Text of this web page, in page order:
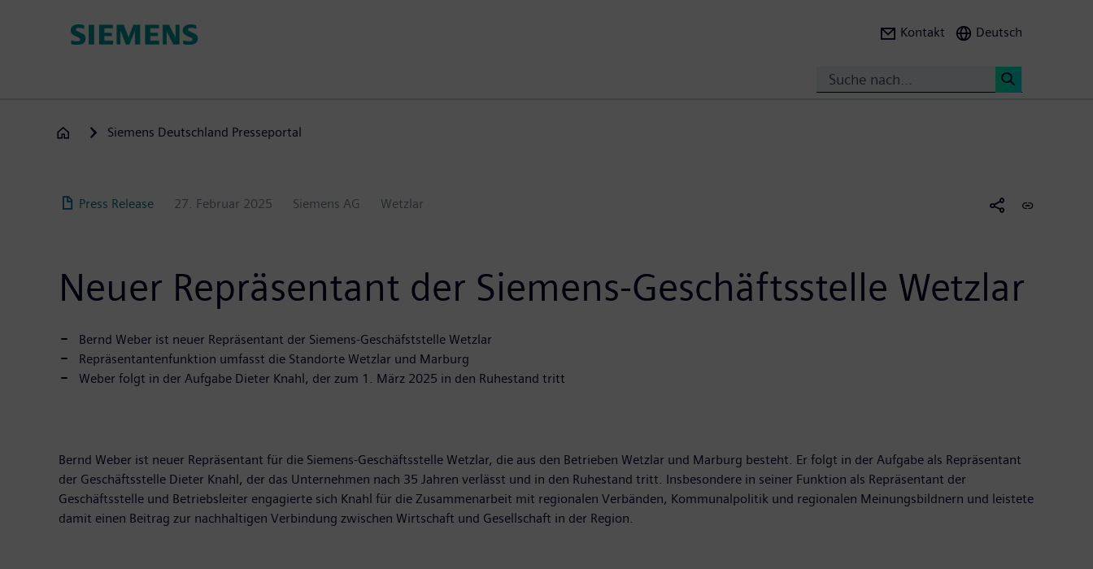
Kontakt Deutsch
Siemens Deutschland Presseportal
Press Release 27. Februar 2025 Siemens AG Wetzlar
Neuer Repräsentant der Siemens-Geschäftsstelle Wetzlar
Bernd Weber ist neuer Repräsentant der Siemens-Geschäfststelle Wetzlar
Repräsentantenfunktion umfasst die Standorte Wetzlar und Marburg
Weber folgt in der Aufgabe Dieter Knahl, der zum 1. März 2025 in den Ruhestand tritt
Bernd Weber ist neuer Repräsentant für die Siemens-Geschäftsstelle Wetzlar, die aus den Betrieben Wetzlar und Marburg besteht. Er folgt in der Aufgabe als Repräsentant
der Geschäftsstelle Dieter Knahl, der das Unternehmen nach 35 Jahren verlässt und in den Ruhestand tritt. Insbesondere in seiner Funktion als Repräsentant der
Geschäftsstelle und Betriebsleiter engagierte sich Knahl für die Zusammenarbeit mit regionalen Verbänden, Kommunalpolitik und regionalen Meinungsbildnern und leistete
damit einen Beitrag zur nachhaltigen Verbindung zwischen Wirtschaft und Gesellschaft in der Region.